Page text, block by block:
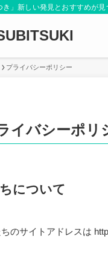
き」新しい発見とおすすめが見
プライバシーポリシー
イバシーポリ
について
のサイトアドレスは